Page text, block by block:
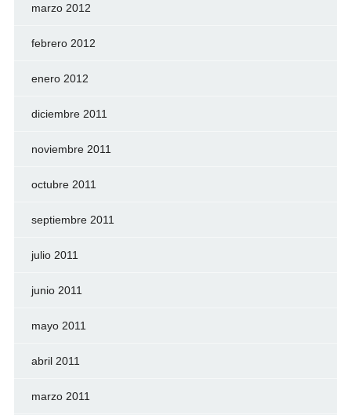
marzo 2012
febrero 2012
enero 2012
diciembre 2011
noviembre 2011
octubre 2011
septiembre 2011
julio 2011
junio 2011
mayo 2011
abril 2011
marzo 2011